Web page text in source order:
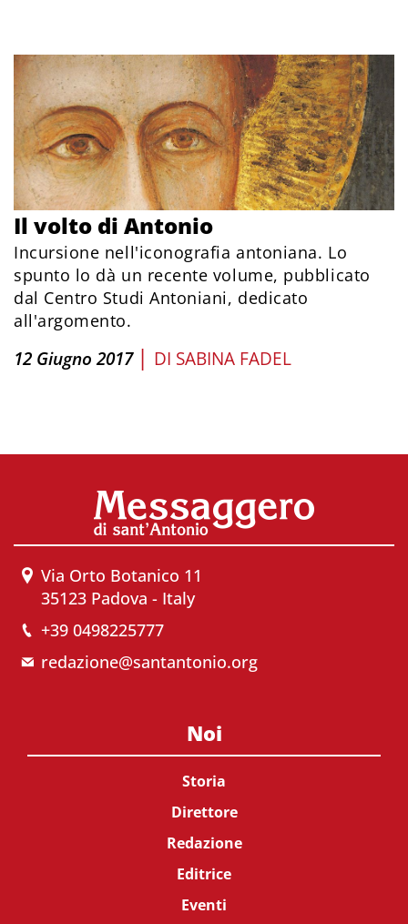
Il volto di Antonio
Incursione nell'iconografia antoniana. Lo
spunto lo dà un recente volume, pubblicato
dal Centro Studi Antoniani, dedicato
all'argomento.
12 Giugno 2017 | DI SABINA FADEL
Via Orto Botanico 11
35123 Padova - Italy
+39 0498225777
redazione@santantonio.org
Noi
Storia
Direttore
Redazione
Editrice
Eventi